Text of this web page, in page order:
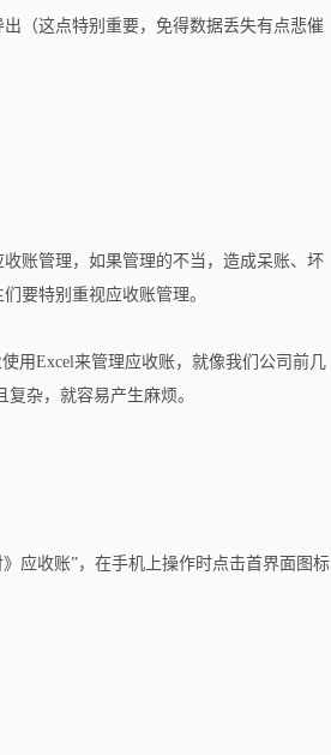
（这点特别重要，免得数据丢失有点悲催
账管理，如果管理的不当，造成呆账、坏
要特别重视应收账管理。
用Excel来管理应收账，就像我们公司前几
杂，就容易产生麻烦。
应收账”，在手机上操作时点击首界面图标